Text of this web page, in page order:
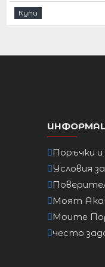
78cm
83cm
88cm
Купи
Поръчки
Условия
Моят
Моите
често